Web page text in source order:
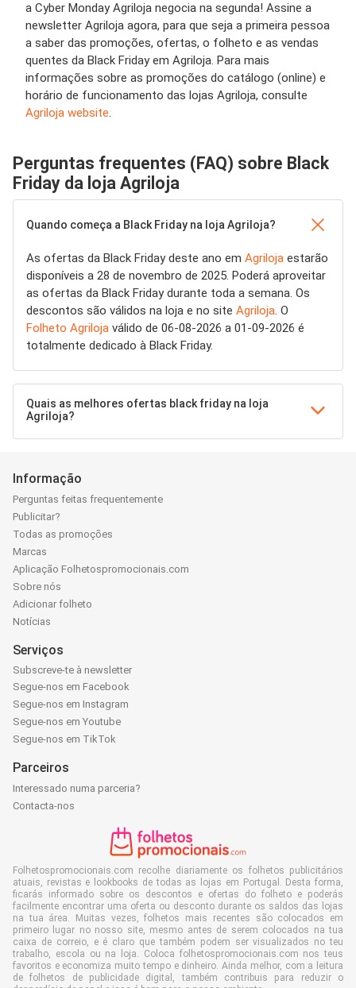
a Cyber ​​Monday Agriloja negocia na segunda! Assine a
newsletter Agriloja agora, para que seja a primeira pessoa
a saber das promoções, ofertas, o folheto e as vendas
quentes da Black Friday em Agriloja. Para mais
informações sobre as promoções do catálogo (online) e
horário de funcionamento das lojas Agriloja, consulte
Agriloja website.
Perguntas frequentes (FAQ) sobre Black
Friday da loja Agriloja
Quando começa a Black Friday na loja Agriloja?
As ofertas da Black Friday deste ano em Agriloja estarão
disponíveis a 28 de novembro de 2025. Poderá aproveitar
as ofertas da Black Friday durante toda a semana. Os
descontos são válidos na loja e no site Agriloja. O
Folheto Agriloja válido de 06-08-2026 a 01-09-2026 é
totalmente dedicado à Black Friday.
Quais as melhores ofertas black friday na loja
Agriloja?
Informação
Perguntas feitas frequentemente
Publicitar?
Todas as promoções
Marcas
Aplicação Folhetospromocionais.com
Sobre nós
Adicionar folheto
Notícias
Serviços
Subscreve-te à newsletter
Segue-nos em Facebook
Segue-nos em Instagram
Segue-nos em Youtube
Segue-nos em TikTok
Parceiros
Interessado numa parceria?
Contacta-nos
Folhetospromocionais.com recolhe diariamente os folhetos publicitários
atuais, revistas e lookbooks de todas as lojas em Portugal. Desta forma,
ficarás informado sobre os descontos e ofertas do folheto e poderás
facilmente encontrar uma oferta ou desconto durante os saldos das lojas
na tua área. Muitas vezes, folhetos mais recentes são colocados em
primeiro lugar no nosso site, mesmo antes de serem colocados na tua
caixa de correio, e é claro que também podem ser visualizados no teu
trabalho, escola ou na loja. Coloca folhetospromocionais.com nos teus
favoritos e economiza muito tempo e dinheiro. Ainda melhor, com a leitura
de folhetos de publicidade digital, também contribuis para reduzir o